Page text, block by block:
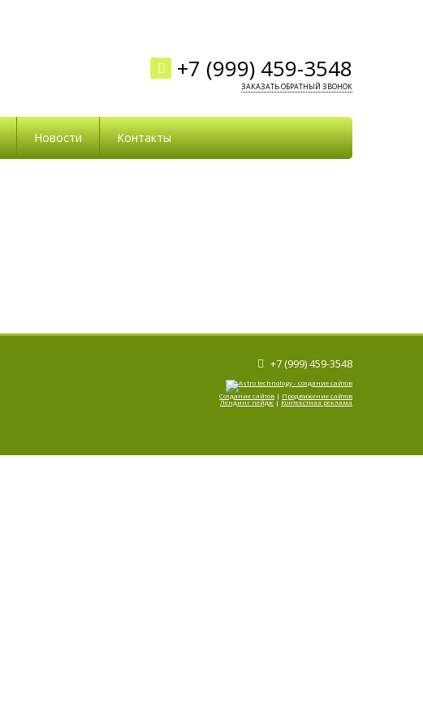
+7 (999) 459-3548
ЗАКАЗАТЬ ОБРАТНЫЙ ЗВОНОК
Новости Контакты
+7 (999) 459-3548
Создание сайтов | Продвижение сайтов
Лендинг пейдж| Контекстная реклама